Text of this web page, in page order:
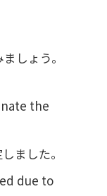
しょう。
the
ました。
due to